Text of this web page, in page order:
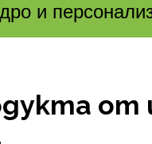
и
от